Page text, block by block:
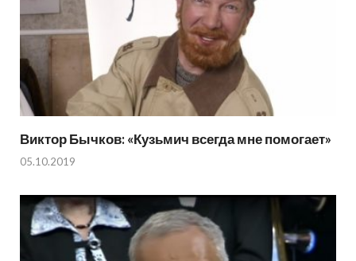
Виктор Бычков: «Кузьмич всегда мне помогает»
05.10.2019